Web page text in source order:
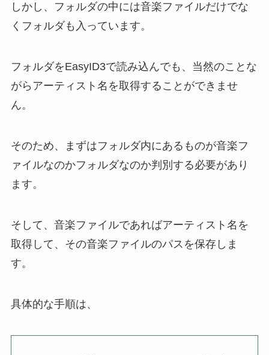
しかし、フォルダの中には音楽ファイルだけでな
くフォルダも入っています。
フォルダをEasyID3で読み込んでも、当然のことな
がらアーティスト名を取得することができませ
ん。
そのため、まずはフォルダ内にあるものが音楽フ
ァイルなのかフォルダなのか判別する必要があり
ます。
そして、音楽ファイルであればアーティスト名を
取得して、その音楽ファイルのパスを保存しま
す。
具体的な手順は、